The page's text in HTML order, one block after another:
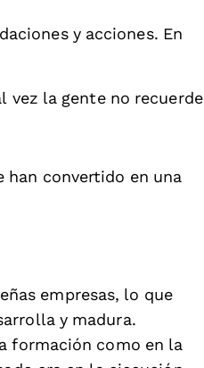
y acciones. En
vez la gente no recuerde
han convertido en una
empresas, lo que
y madura.
formación como en la